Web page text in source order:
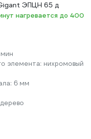
ЭПЦН 65 д
нагревается до 400
элемента: нихромовый
6 мм
дерево